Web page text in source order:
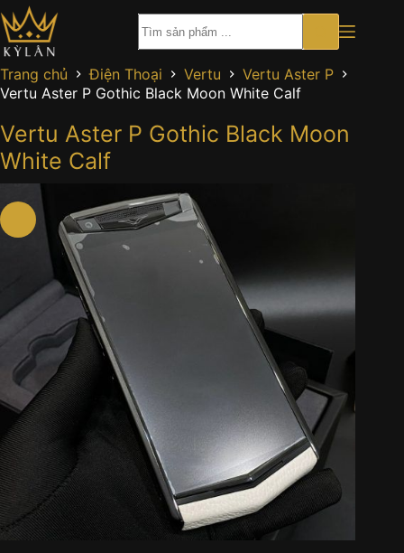
Chuyển
đến
phần
nội
dung
Trang chủ Điện Thoại Vertu
Vertu Aster P
Vertu Aster P Gothic Black Moon White Calf
Vertu Aster P Gothic Black Moon
White Calf